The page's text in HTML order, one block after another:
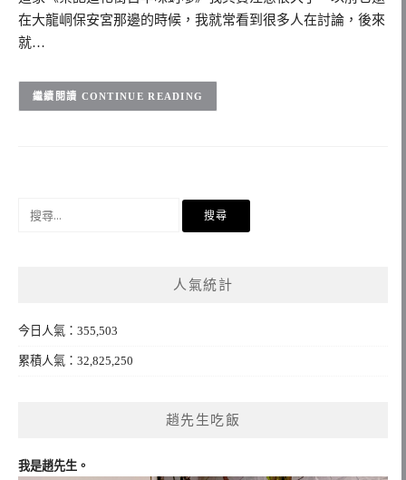
在大龍峒保安宮那邊的時候，我就常看到很多人在討論，後來
就…
CONTINUE READING
人氣統計
今日人氣：355,503
累積人氣：32,825,250
趙先生吃飯
我是趙先生。